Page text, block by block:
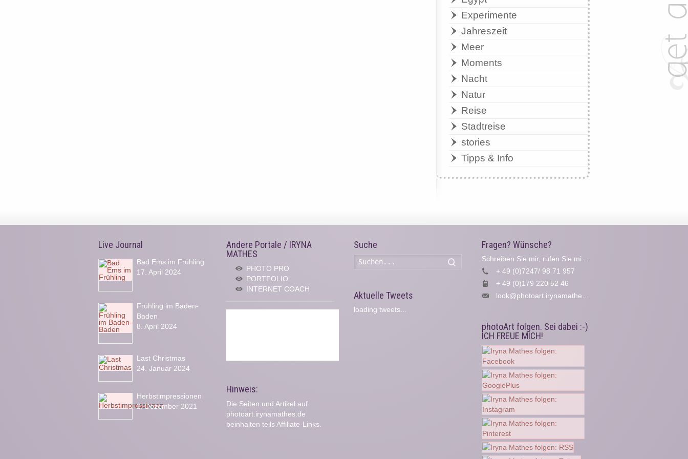
Experimente
Jahreszeit
Meer
Moments
Nacht
Natur
Reise
Stadtreise
stories
Tipps & Info
Live Journal
Bad Ems im Frühling
17. April 2024
Frühling im Baden-
Baden
8. April 2024
Last Christmas
24. Januar 2024
Herbstimpressionen
2. Dezember 2021
Andere Portale / IRYNA
MATHES
PHOTO PRO
PORTFOLIO
INTERNET COACH
Hinweis:
Die Seiten und Artikel auf
photoart.irynamathes.de
beinhalten teils Affiliate-Links.
Suche
Aktuelle Tweets
loading tweets...
Fragen? Wünsche?
+ 49 (0)7247/ 98 71 957
+ 49 (0)179 220 52 46
look@photoart.irynamathes.de
photoArt folgen. Sei dabei :-)
ICH FREUE MICH!